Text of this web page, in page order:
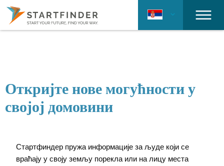
Откријте нове могућности у
својој домовини
Стартфиндер пружа информације за људе који се
враћају у своју земљу порекла или на лицу места